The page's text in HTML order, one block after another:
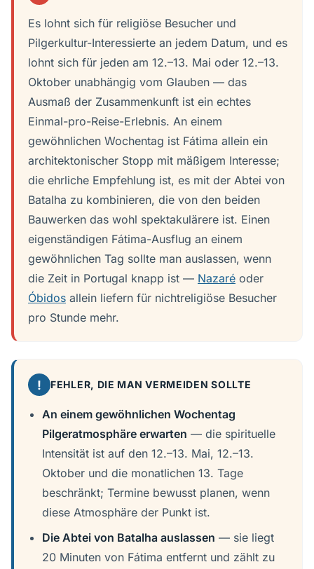
Es lohnt sich für religiöse Besucher und
Pilgerkultur-Interessierte an jedem Datum, und es
lohnt sich für jeden am 12.–13. Mai oder 12.–13.
Oktober unabhängig vom Glauben — das
Ausmaß der Zusammenkunft ist ein echtes
Einmal-pro-Reise-Erlebnis. An einem
gewöhnlichen Wochentag ist Fátima allein ein
architektonischer Stopp mit mäßigem Interesse;
die ehrliche Empfehlung ist, es mit der Abtei von
Batalha zu kombinieren, die von den beiden
Bauwerken das wohl spektakulärere ist. Einen
eigenständigen Fátima-Ausflug an einem
gewöhnlichen Tag sollte man auslassen, wenn
die Zeit in Portugal knapp ist — Nazaré oder
Óbidos allein liefern für nichtreligiöse Besucher
pro Stunde mehr.
! FEHLER, DIE MAN VERMEIDEN SOLLTE
An einem gewöhnlichen Wochentag
Pilgeratmosphäre erwarten — die spirituelle
Intensität ist auf den 12.–13. Mai, 12.–13.
Oktober und die monatlichen 13. Tage
beschränkt; Termine bewusst planen, wenn
diese Atmosphäre der Punkt ist.
Die Abtei von Batalha auslassen — sie liegt
20 Minuten von Fátima entfernt und zählt zu